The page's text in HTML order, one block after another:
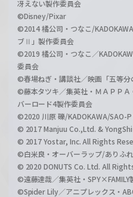
冴えない製作委員会
©Disney/Pixar
©2014 橘公司・つなこ/
ブⅡ」製作委員会
©2019 橘公司・つなこ／
委員会
©春場ねぎ・講談社／映画「五等分
©藤本タツキ／集英社・ＭＡＰＰ
バーロード4製作委員会
©2020 川原 礫/KADOKAWA/SAO-
© 2017 Manjuu Co.,Ltd. &
© 2017 Yostar, Inc. All Rights
©白米良・オーバーラップ/ありふ
© 2020 DONUTS Co. Ltd. All
©遠藤達哉／集英社・SPY×FAMILY
©Spider Lily／アニプレックス・